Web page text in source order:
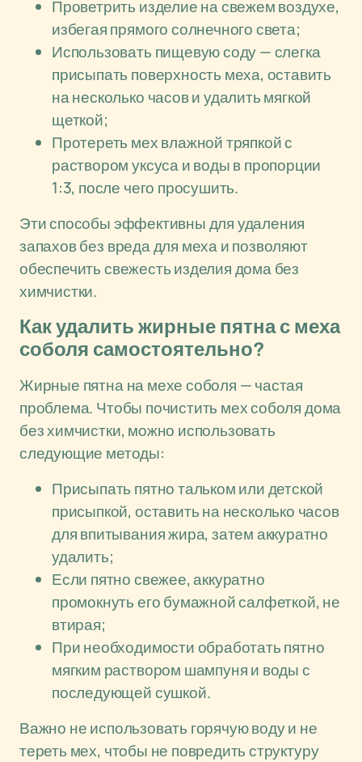
Проветрить изделие на свежем воздухе,
избегая прямого солнечного света;
Использовать пищевую соду — слегка
присыпать поверхность меха, оставить
на несколько часов и удалить мягкой
щеткой;
Протереть мех влажной тряпкой с
раствором уксуса и воды в пропорции
1:3, после чего просушить.
Эти способы эффективны для удаления
запахов без вреда для меха и позволяют
обеспечить свежесть изделия дома без
химчистки.
Как удалить жирные пятна с меха
соболя самостоятельно?
Жирные пятна на мехе соболя — частая
проблема. Чтобы почистить мех соболя дома
без химчистки, можно использовать
следующие методы:
Присыпать пятно тальком или детской
присыпкой, оставить на несколько часов
для впитывания жира, затем аккуратно
удалить;
Если пятно свежее, аккуратно
промокнуть его бумажной салфеткой, не
втирая;
При необходимости обработать пятно
мягким раствором шампуня и воды с
последующей сушкой.
Важно не использовать горячую воду и не
тереть мех, чтобы не повредить структуру